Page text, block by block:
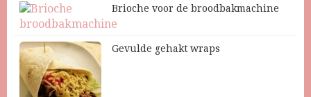
Brioche voor de broodbakmachine
Gevulde gehakt wraps